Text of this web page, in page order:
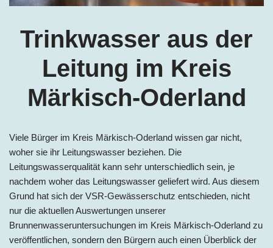
Trinkwasser aus der
Leitung im Kreis
Märkisch-Oderland
Viele Bürger im Kreis Märkisch-Oderland wissen gar nicht,
woher sie ihr Leitungswasser beziehen. Die
Leitungswasserqualität kann sehr unterschiedlich sein, je
nachdem woher das Leitungswasser geliefert wird. Aus diesem
Grund hat sich der VSR-Gewässerschutz entschieden, nicht
nur die aktuellen Auswertungen unserer
Brunnenwasseruntersuchungen im Kreis Märkisch-Oderland zu
veröffentlichen, sondern den Bürgern auch einen Überblick der